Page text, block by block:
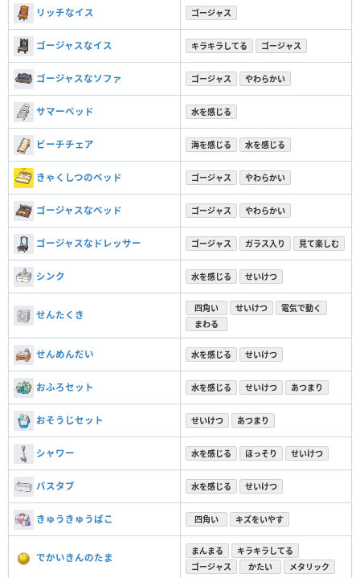
リッチなイス ゴージャス
ゴージャスなイス キラキラしてる ゴージャス
ゴージャスなソファ ゴージャス やわらかい
サマーベッド 水を感じる
ビーチチェア 海を感じる 水を感じる
きゃくしつのベッド ゴージャス やわらかい
ゴージャスなベッド ゴージャス やわらかい
ゴージャスなドレッサー ゴージャス ガラス入り 見て楽しむ
シンク 水を感じる せいけつ
せんたくき
四角い せいけつ
電気で動く
まわる
せんめんだい 水を感じる せいけつ
おふろセット 水を感じる せいけつ あつまり
おそうじセット せいけつ あつまり
シャワー 水を感じる ほっそり せいけつ
バスタブ 水を感じる せいけつ
きゅうきゅうばこ 四角い キズをいやす
でかいきんのたま
まんまる
キラキラしてる
ゴージャス
かたい メタリック